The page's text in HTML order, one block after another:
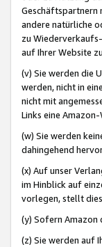
Geschäftspartnern
andere natürliche
zu
auf Ihrer Website
(v) Sie werden die
werden, nicht in
nicht mit
Links eine
(w) Sie werden
dahingehend
(x) Auf unser
im Hinblick auf
vorlegen, stellt
(y) Sofern Amazon
(z) Sie werden auf